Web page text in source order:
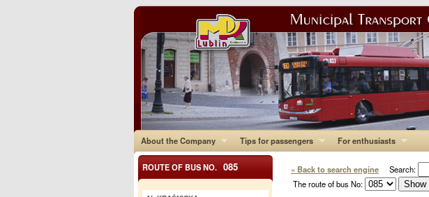
About the Company Tips for passengers For enthusiasts
« Back to search engine Search:
The route of bus No:
ROUTE OF BUS NO. 085